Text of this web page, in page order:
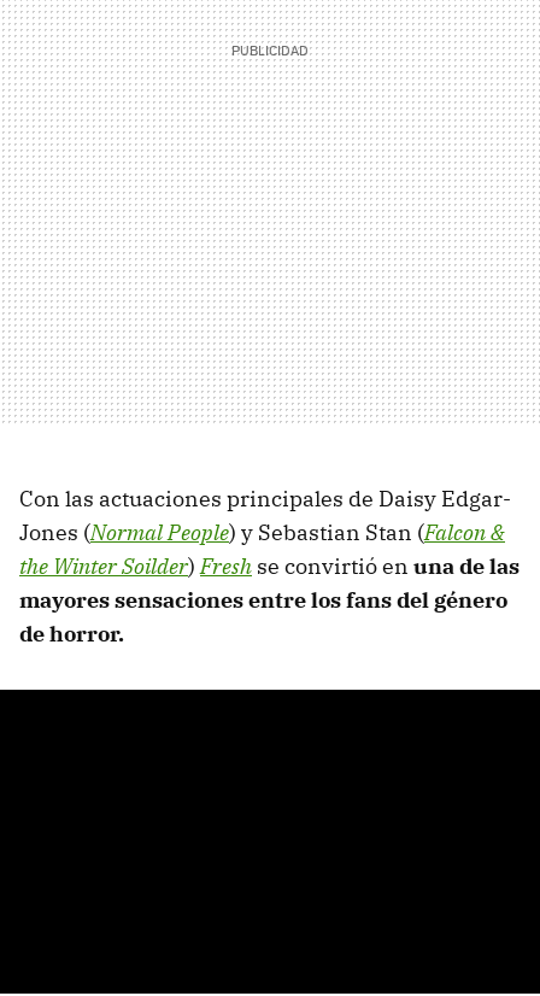
Con las actuaciones principales de Daisy Edgar-
Jones (Normal People) y Sebastian Stan (Falcon &
the Winter Soilder)Fresh se convirtió en una de las
mayores sensaciones entre los fans del género
de horror.